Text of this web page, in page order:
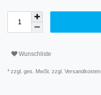
Wunschliste
* zzgl. ges. MwSt. zzgl. Versandkosten